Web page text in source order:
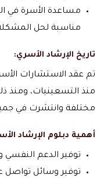
مساعدة الأسرة في
مناسبة لحل
تاريخ الإرشاد الأسري:
تم عقد الاستشارات
منذ التسعينيات، ومنذ
مختلفة وانتشرت في
أهمية دبلوم الإرشاد
توفير الدعم النفسي
توفير وسائل تواصل